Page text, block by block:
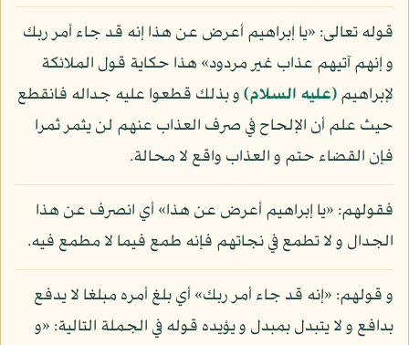
قوله تعالى: «يا إبراهيم أعرض عن هذا إنه قد جاء أمر ربك
و إنهم آتيهم عذاب غير مردود» هذا حكاية قول الملائكة
لإبراهيم(عليه السلام)و بذلك قطعوا عليه جداله فانقطع
حيث علم أن الإلحاح في صرف العذاب عنهم لن يثمر ثمرا
فإن القضاء حتم و العذاب واقع لا محالة.
فقولهم: «يا إبراهيم أعرض عن هذا» أي انصرف عن هذا
الجدال و لا تطمع في نجاتهم فإنه طمع فيما لا مطمع فيه.
و قولهم: «إنه قد جاء أمر ربك» أي بلغ أمره مبلغا لا يدفع
بدافع و لا يتبدل بمبدل و يؤيده قوله في الجملة التالية: «و